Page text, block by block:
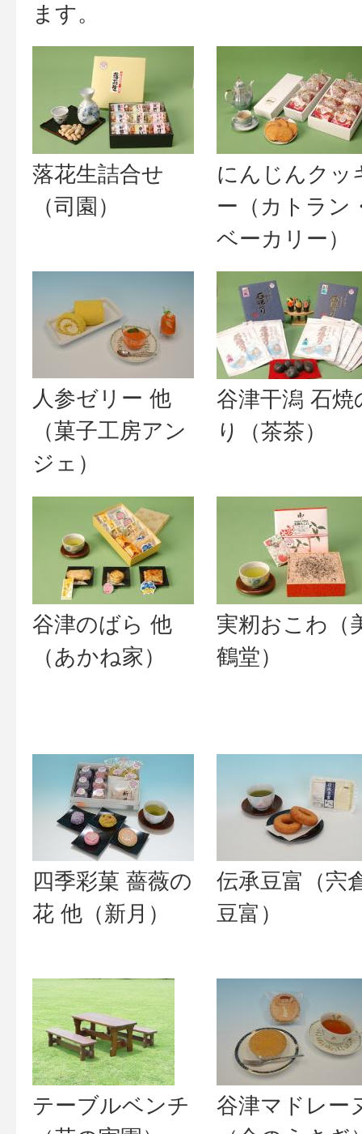
ます。
落花生詰合せ
（司園）
にんじんクッ
ー（カトラン
ベーカリー）
人参ゼリー 他
（菓子工房アン
ジェ）
谷津干潟 石焼
り（茶茶）
谷津のばら 他
（あかね家）
実籾おこわ（
鶴堂）
四季彩菓 薔薇の
花 他（新月）
伝承豆富（宍
豆富）
テーブルベンチ
谷津マドレー